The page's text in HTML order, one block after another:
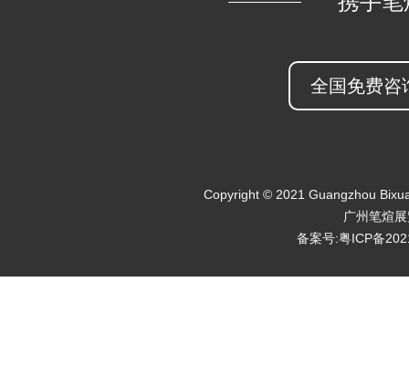
全国免费咨
Copyright © 2021 Guangzhou
广州笔煊
备案号:粤ICP备